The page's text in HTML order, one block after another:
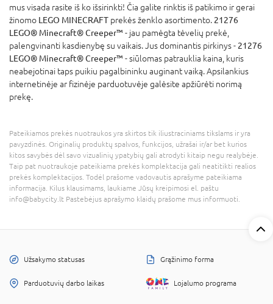
mus visada rasite iš ko išsirinkti! Čia galite rinktis iš patikimo ir gerai
žinomo LEGO MINECRAFT prekės ženklo asortimento. 21276
LEGO® Minecraft® Creeper™ - jau pamėgta tėvelių prekė,
palengvinanti kasdienybę su vaikais. Jus dominantis pirkinys - 21276
LEGO® Minecraft® Creeper™ - siūlomas patrauklia kaina, kuris
neabejotinai taps puikiu pagalbininku auginant vaiką. Apsilankius
internetinėje ar fizinėje parduotuvėje galėsite apžiūrėti norimą
prekę.
Pateikiamos prekės nuotraukos yra skirtos tik iliustraciniams tikslams ir yra
pavyzdinės. Originalių produktų spalvos, funkcijos, užrašai ir/ar bet kurios
kitos savybės dėl savo vizualinių ypatybių gali atrodyti kitaip negu realybėje.
Taip pat nuotraukoje pateikiama prekės komplektacija gali neatitikti realios
prekės komplektacijos. Todėl prašome vadovautis aprašyme pateikiama
informacija. Kilus klausimams, laukiame Jūsų kreipimosi el. paštu
info@babycity.lt Pastebėjus aprašymo klaidų prašome mus informuoti.
Užsakymo statusas Grąžinimo forma
Parduotuvių darbo laikas Lojalumo programa